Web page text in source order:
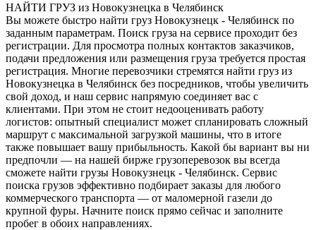
НАЙТИ ГРУЗ из Новокузнецка в Челябинск
Вы можете быстро найти груз Новокузнецк - Челябинск по
заданным параметрам. Поиск груза на сервисе проходит без
регистрации. Для просмотра полных контактов заказчиков,
подачи предложения или размещения груза требуется простая
регистрация. Многие перевозчики стремятся найти груз из
Новокузнецка в Челябинск без посредников, чтобы увеличить
свой доход, и наш сервис напрямую соединяет вас с
клиентами. При этом не стоит недооценивать работу
логистов: опытный специалист может спланировать сложный
маршрут с максимальной загрузкой машины, что в итоге
также повышает вашу прибыльность. Какой бы вариант вы ни
предпочли — на нашей бирже грузоперевозок вы всегда
сможете найти грузы Новокузнецк - Челябинск. Сервис
поиска грузов эффективно подбирает заказы для любого
коммерческого транспорта — от маломерной газели до
крупной фуры. Начните поиск прямо сейчас и заполните
пробег в обоих направлениях.